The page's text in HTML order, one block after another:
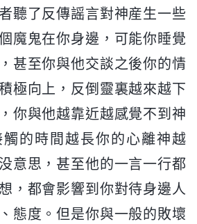
聽了反傳謡言對神産生一些
魔鬼在你身邊，可能你睡覺
甚至你與他交談之後你的情
極向上，反倒靈裏越來越下
你與他越靠近越感覺不到神
的時間越長你的心離神越
意思，甚至他的一言一行都
，都會影響到你對待身邊人
態度。但是你與一般的敗壞